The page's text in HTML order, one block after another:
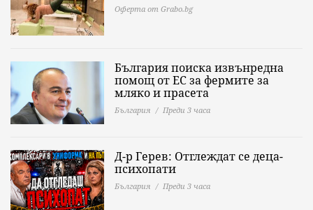
Оферта от Grabo.bg
България поиска извънредна
помощ от ЕС за фермите за
мляко и прасета
България Преди 3 часа
Д-р Герев: Отглеждат се деца-
психопати
България Преди 3 часа